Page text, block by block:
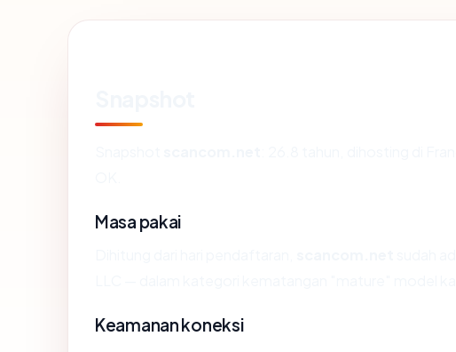
Masa pakai
Keamanan koneksi